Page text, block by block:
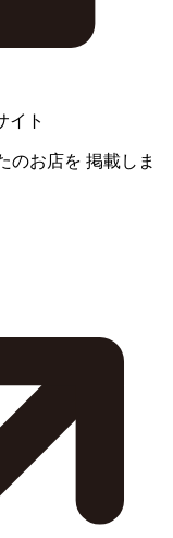
イト
のお店を 掲載しま